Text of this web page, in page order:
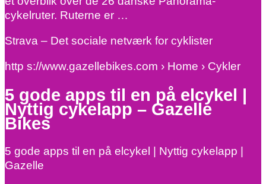
cykelruter. Ruterne er …
Strava – Det sociale netværk for cyklister
http s://www.gazellebikes.com › Home › Cykler
5 gode apps til en på elcykel |
Nyttig cykelapp – Gazelle
Bikes
5 gode apps til en på elcykel | Nyttig cykelapp |
Gazelle